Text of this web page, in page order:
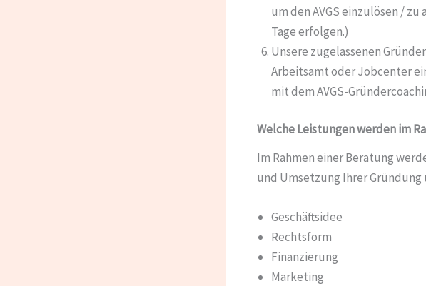
um den AVGS einzulösen /
Tage erfolgen.)
Unsere zugelassenen
Arbeitsamt oder Jobcenter
mit dem AVGS-
Welche Leistungen werden im
Im Rahmen einer Beratung
und Umsetzung Ihrer
Geschäftsidee
Rechtsform
Finanzierung
Marketing